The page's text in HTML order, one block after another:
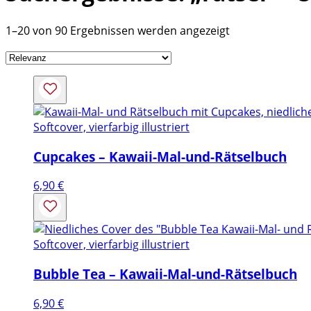
1–20 von 90 Ergebnissen werden angezeigt
Softcover, vierfarbig illustriert
Cupcakes – Kawaii-Mal-und-Rätselbuch
6,90€
Softcover, vierfarbig illustriert
Bubble Tea – Kawaii-Mal-und-Rätselbuch
6,90€